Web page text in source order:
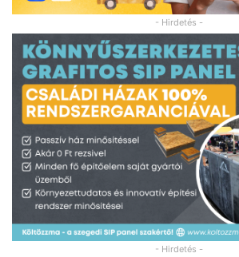
- Hirdetés -
- Hirdetés -